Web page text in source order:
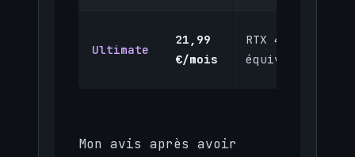
Ultimate
21,99
€/mois
RTX 4080
équivalent
Mon avis après avoir